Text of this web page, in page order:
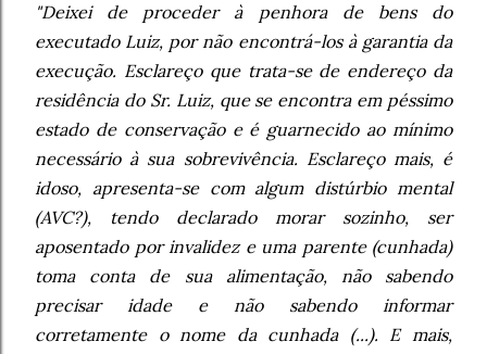
"Deixei de proceder à penhora de bens do
executado Luiz, por não encontrá-los à garantia da
execução. Esclareço que trata-se de endereço da
residência do Sr. Luiz, que se encontra em péssimo
estado de conservação e é guarnecido ao mínimo
necessário à sua sobrevivência. Esclareço mais, é
idoso, apresenta-se com algum distúrbio mental
(AVC?), tendo declarado morar sozinho, ser
aposentado por invalidez e uma parente (cunhada)
toma conta de sua alimentação, não sabendo
precisar idade e não sabendo informar
corretamente o nome da cunhada (...). E mais,